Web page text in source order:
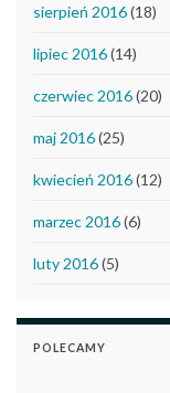
sierpień 2016(18)
lipiec 2016(14)
czerwiec 2016(20)
maj 2016(25)
kwiecień 2016(12)
marzec 2016(6)
luty 2016(5)
POLECAMY